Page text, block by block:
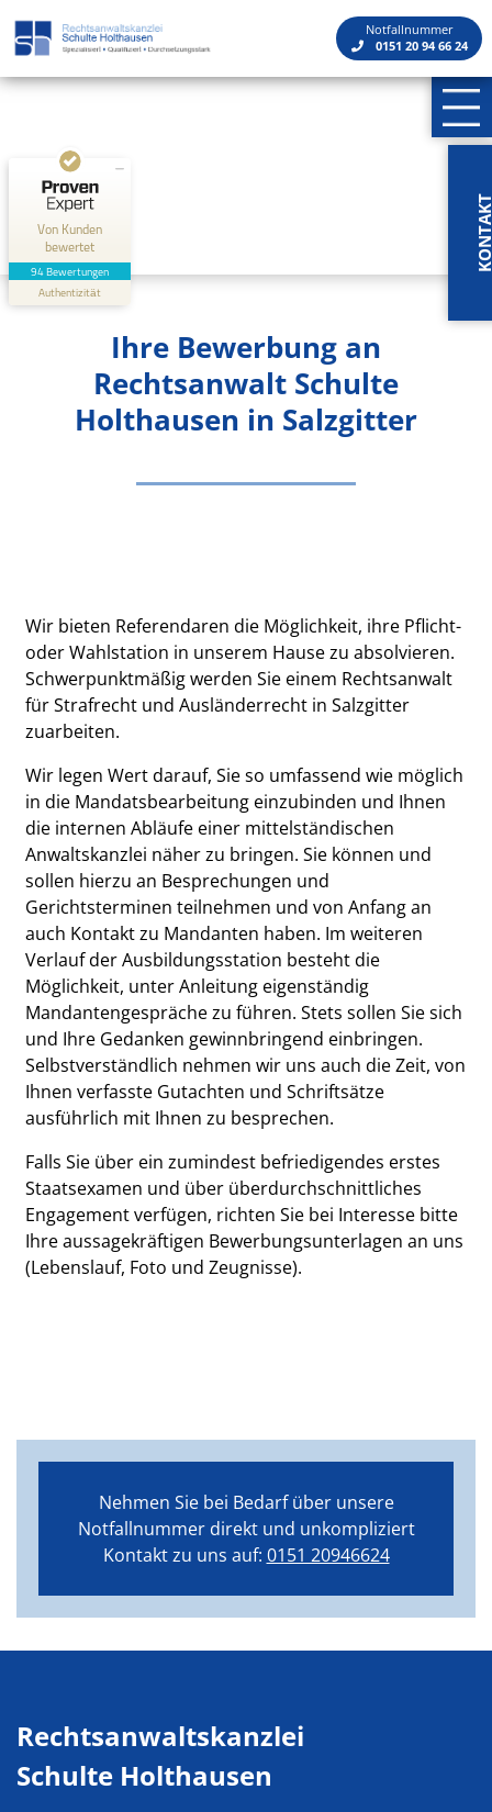
Notfallnummer
0151 20 94 66 24
Ihre Bewerbung an
Rechtsanwalt Schulte
Holthausen in Salzgitter
Wir bieten Referendaren die Möglichkeit, ihre Pflicht-
oder Wahlstation in unserem Hause zu absolvieren.
Schwerpunktmäßig werden Sie einem Rechtsanwalt
für Strafrecht und Ausländerrecht in Salzgitter
zuarbeiten.
Wir legen Wert darauf, Sie so umfassend wie möglich
in die Mandatsbearbeitung einzubinden und Ihnen
die internen Abläufe einer mittelständischen
Anwaltskanzlei näher zu bringen. Sie können und
sollen hierzu an Besprechungen und
Gerichtsterminen teilnehmen und von Anfang an
auch Kontakt zu Mandanten haben. Im weiteren
Verlauf der Ausbildungsstation besteht die
Möglichkeit, unter Anleitung eigenständig
Mandantengespräche zu führen. Stets sollen Sie sich
und Ihre Gedanken gewinnbringend einbringen.
Selbstverständlich nehmen wir uns auch die Zeit, von
Ihnen verfasste Gutachten und Schriftsätze
ausführlich mit Ihnen zu besprechen.
Falls Sie über ein zumindest befriedigendes erstes
Staatsexamen und über überdurchschnittliches
Engagement verfügen, richten Sie bei Interesse bitte
Ihre aussagekräftigen Bewerbungsunterlagen an uns
(Lebenslauf, Foto und Zeugnisse).
Nehmen Sie bei Bedarf über unsere
Notfallnummer direkt und unkompliziert
Kontakt zu uns auf: 0151 20946624
Rechtsanwaltskanzlei
Schulte Holthausen
Von Kunden
bewertet
94 Bewertungen
Authentizität
Rechtsanwaltskanzlei Schulte Holthausen
100%
SEHR GUT
89
Bewertungen von 2
anderen Quellen
Blick aufs ProvenExpert-Profil werfen